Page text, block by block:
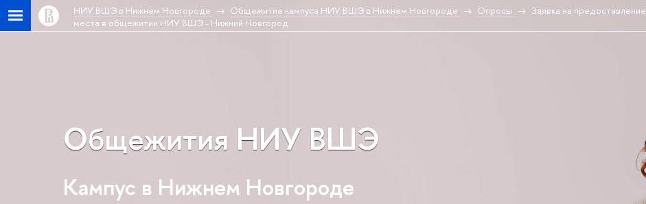
НИУ ВШЭ в Нижнем Новгороде Общежитие кампуса НИУ ВШЭ в Нижнем Новгороде Опросы
Заявка на предоставление
места в общежитии НИУ ВШЭ - Нижний Новгород
Общежития НИУ ВШЭ
Кампус в Нижнем Новгороде